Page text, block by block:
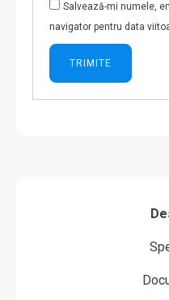
Salvează-mi numele,
navigator pentru data